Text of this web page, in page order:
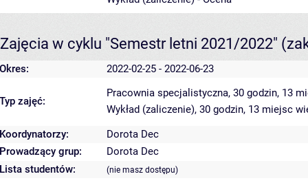
Zajęcia w cyklu "Semestr letni 2021/2022"
Okres: 2022-02-25 - 2022-06-23
Typ zajęć:
Pracownia specjalistyczna, 30 godzin, 13
Wykład (zaliczenie), 30 godzin, 13 miejsc
Koordynatorzy:
Dorota Dec
Prowadzący grup:
Dorota Dec
Lista studentów:
(nie masz dostępu)